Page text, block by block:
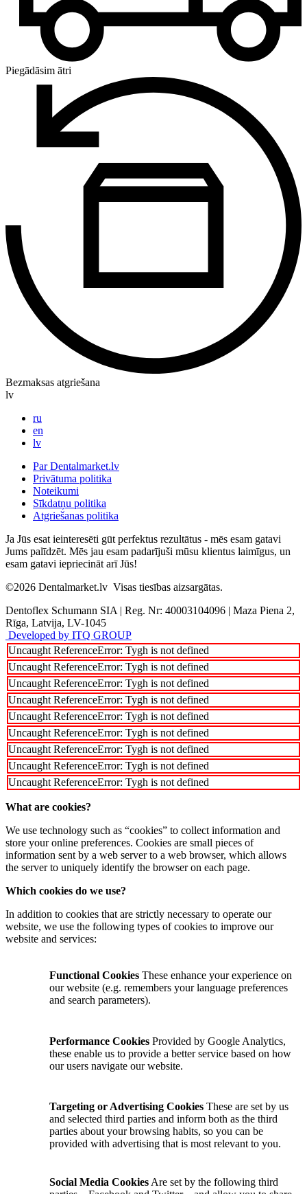
Piegādāsim ātri
Bezmaksas atgriešana
lv
ru
en
lv
Par Dentalmarket.lv
Privātuma politika
Noteikumi
Sīkdatņu politika
Atgriešanas politika
Ja Jūs esat ieinteresēti gūt perfektus rezultātus - mēs esam gatavi
Jums palīdzēt. Mēs jau esam padarījuši mūsu klientus laimīgus, un
esam gatavi iepriecināt arī Jūs!
©2026 Dentalmarket.lv Visas tiesības aizsargātas.
Dentoflex Schumann SIA | Reg. Nr: 40003104096 | Maza Piena 2,
Rīga, Latvija, LV-1045
Developed by ITQ GROUP
Uncaught ReferenceError: Tygh is not defined
Uncaught ReferenceError: Tygh is not defined
Uncaught ReferenceError: Tygh is not defined
Uncaught ReferenceError: Tygh is not defined
Uncaught ReferenceError: Tygh is not defined
Uncaught ReferenceError: Tygh is not defined
Uncaught ReferenceError: Tygh is not defined
Uncaught ReferenceError: Tygh is not defined
Uncaught ReferenceError: Tygh is not defined
What are cookies?
We use technology such as “cookies” to collect information and
store your online preferences. Cookies are small pieces of
information sent by a web server to a web browser, which allows
the server to uniquely identify the browser on each page.
Which cookies do we use?
In addition to cookies that are strictly necessary to operate our
website, we use the following types of cookies to improve our
website and services:
Functional Cookies These enhance your experience on
our website (e.g. remembers your language preferences
and search parameters).
Performance Cookies Provided by Google Analytics,
these enable us to provide a better service based on how
our users navigate our website.
Targeting or Advertising Cookies These are set by us
and selected third parties and inform both as the third
parties about your browsing habits, so you can be
provided with advertising that is most relevant to you.
Social Media CookiesAre set by the following third